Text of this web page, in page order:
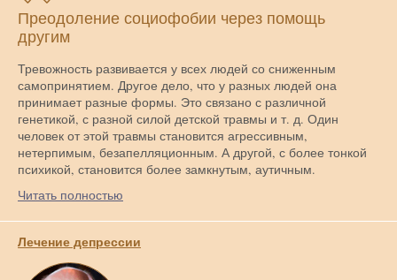
Преодоление социофобии через помощь
другим
Тревожность развивается у всех людей со сниженным
самопринятием. Другое дело, что у разных людей она
принимает разные формы. Это связано с различной
генетикой, с разной силой детской травмы и т. д. Один
человек от этой травмы становится агрессивным,
нетерпимым, безапелляционным. А другой, с более тонкой
психикой, становится более замкнутым, аутичным.
Читать полностью
Лечение депрессии